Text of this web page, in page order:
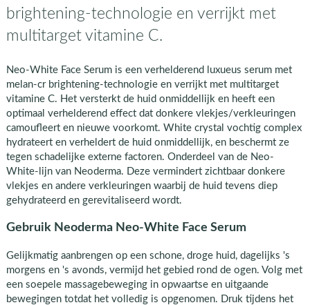
brightening-technologie en verrijkt met
multitarget vitamine C.
Neo-White Face Serum is een verhelderend luxueus serum met
melan-cr brightening-technologie en verrijkt met multitarget
vitamine C. Het versterkt de huid onmiddellijk en heeft een
optimaal verhelderend effect dat donkere vlekjes/verkleuringen
camoufleert en nieuwe voorkomt. White crystal vochtig complex
hydrateert en verheldert de huid onmiddellijk, en beschermt ze
tegen schadelijke externe factoren. Onderdeel van de Neo-
White-lijn van Neoderma. Deze vermindert zichtbaar donkere
vlekjes en andere verkleuringen waarbij de huid tevens diep
gehydrateerd en gerevitaliseerd wordt.
Gebruik Neoderma Neo-White Face Serum
Gelijkmatig aanbrengen op een schone, droge huid, dagelijks 's
morgens en 's avonds, vermijd het gebied rond de ogen. Volg met
een soepele massagebeweging in opwaartse en uitgaande
bewegingen totdat het volledig is opgenomen. Druk tijdens het